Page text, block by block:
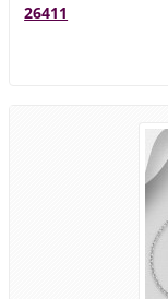
26411